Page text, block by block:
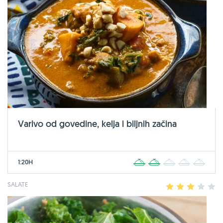
Varivo od govedine, kelja i biljnih začina
1:20H 2 3 4
SALATE 2 3 4